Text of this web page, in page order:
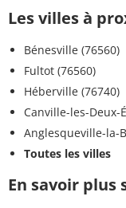
Les villes à
Bénesville (76560)
Fultot (76560)
Héberville (76740)
Canville-les-Deux-
Anglesqueville-la-
Toutes les villes
En savoir plus